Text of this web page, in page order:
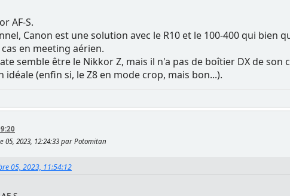
AF-S.
Canon est une solution avec le R10 et le 100-400 qui
en meeting aérien.
semble être le Nikkor Z, mais il n'a pas de boîtier DX de
idéale (enfin si, le Z8 en mode crop, mais bon...).
05, 2023, 12:24:33 par Potomitan
05, 2023, 11:54:12